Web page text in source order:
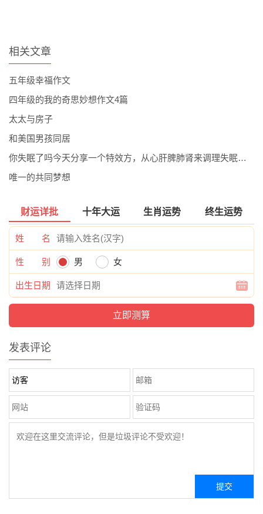
相关文章
五年级幸福作文
四年级的我的奇思妙想作文4篇
太太与房子
和美国男孩同居
你失眠了吗今天分享一个特效方，从心肝脾肺肾来调理失眠，效果...
唯一的共同梦想
财运详批 十年大运 生肖运势 终生运势
姓 名
性 别 男 女
出生日期
发表评论